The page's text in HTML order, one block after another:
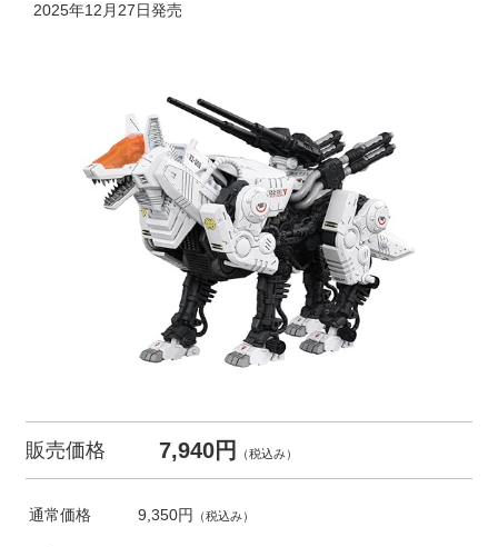
2025年12月27日発売
販売価格 7,940円 （税込み）
通常価格 9,350円 （税込み）